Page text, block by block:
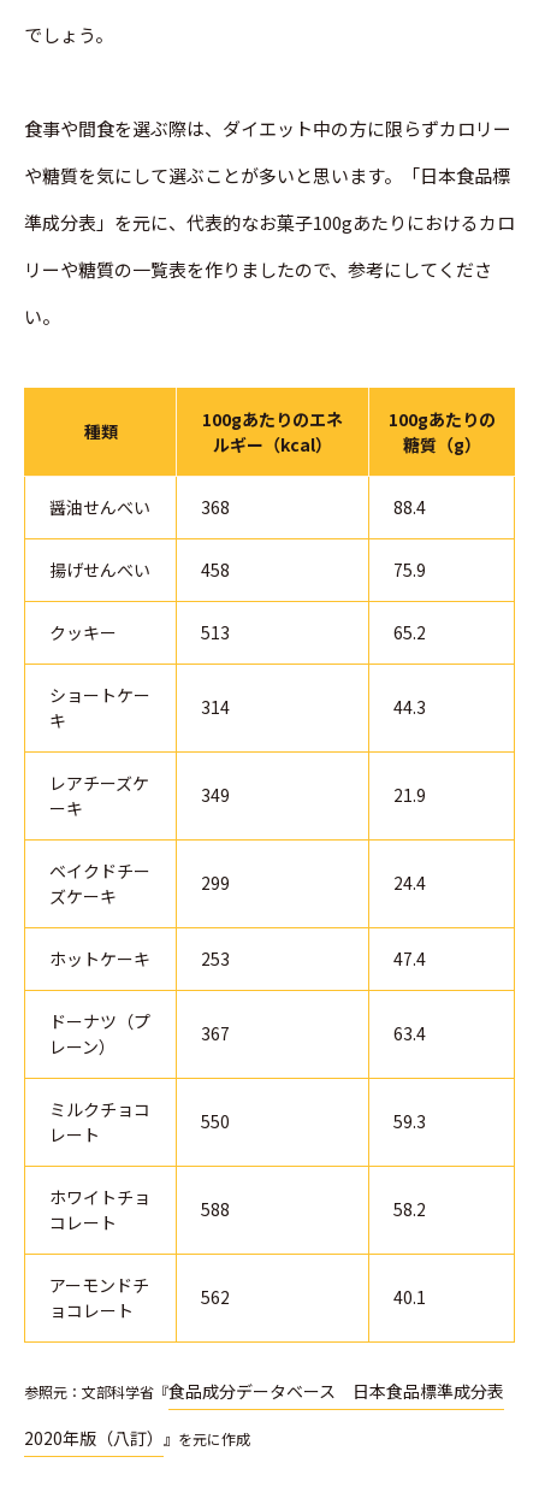
でしょう。
食事や間食を選ぶ際は、ダイエット中の方に限らずカロリー
や糖質を気にして選ぶことが多いと思います。「日本食品標
準成分表」を元に、代表的なお菓子100gあたりにおけるカロ
リーや糖質の一覧表を作りましたので、参考にしてくださ
い。
種類
100gあたりのエネ
ルギー（kcal）
100gあたりの
糖質（g）
醤油せんべい 368 88.4
揚げせんべい 458 75.9
クッキー 513 65.2
ショートケー
キ
314 44.3
レアチーズケ
ーキ
349 21.9
ベイクドチー
ズケーキ
299 24.4
ホットケーキ 253 47.4
ドーナツ（プ
レーン）
367 63.4
ミルクチョコ
レート
550 59.3
ホワイトチョ
コレート
588 58.2
アーモンドチ
ョコレート
562 40.1
参照元：文部科学省『食品成分データベース 日本食品標準成分表
2020年版（八訂）
』を元に作成